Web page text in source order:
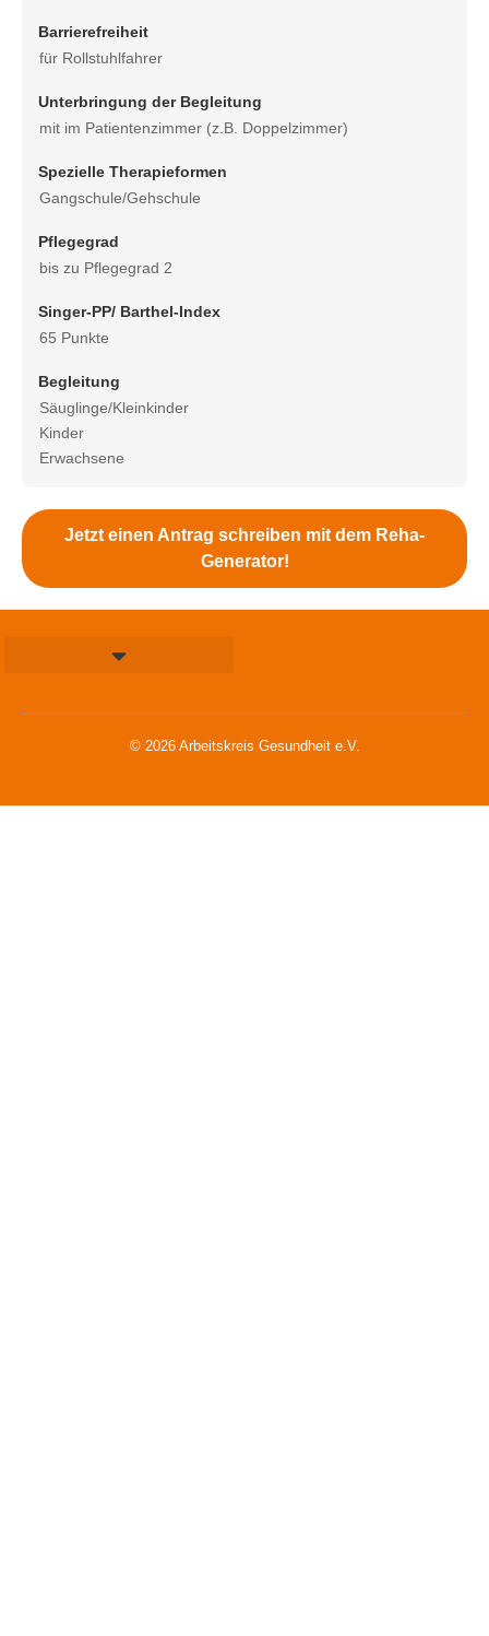
Barrierefreiheit
für Rollstuhlfahrer
Unterbringung der Begleitung
mit im Patientenzimmer (z.B. Doppelzimmer)
Spezielle Therapieformen
Gangschule/Gehschule
Pflegegrad
bis zu Pflegegrad 2
Singer-PP/ Barthel-Index
65 Punkte
Begleitung
Säuglinge/Kleinkinder
Kinder
Erwachsene
Jetzt einen Antrag schreiben mit dem Reha-
Generator!
© 2026 Arbeitskreis Gesundheit e.V.